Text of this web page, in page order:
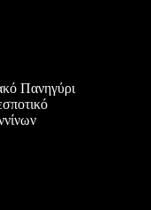
Πανηγύρι